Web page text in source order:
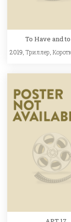
To Have and
2019, Триллер,